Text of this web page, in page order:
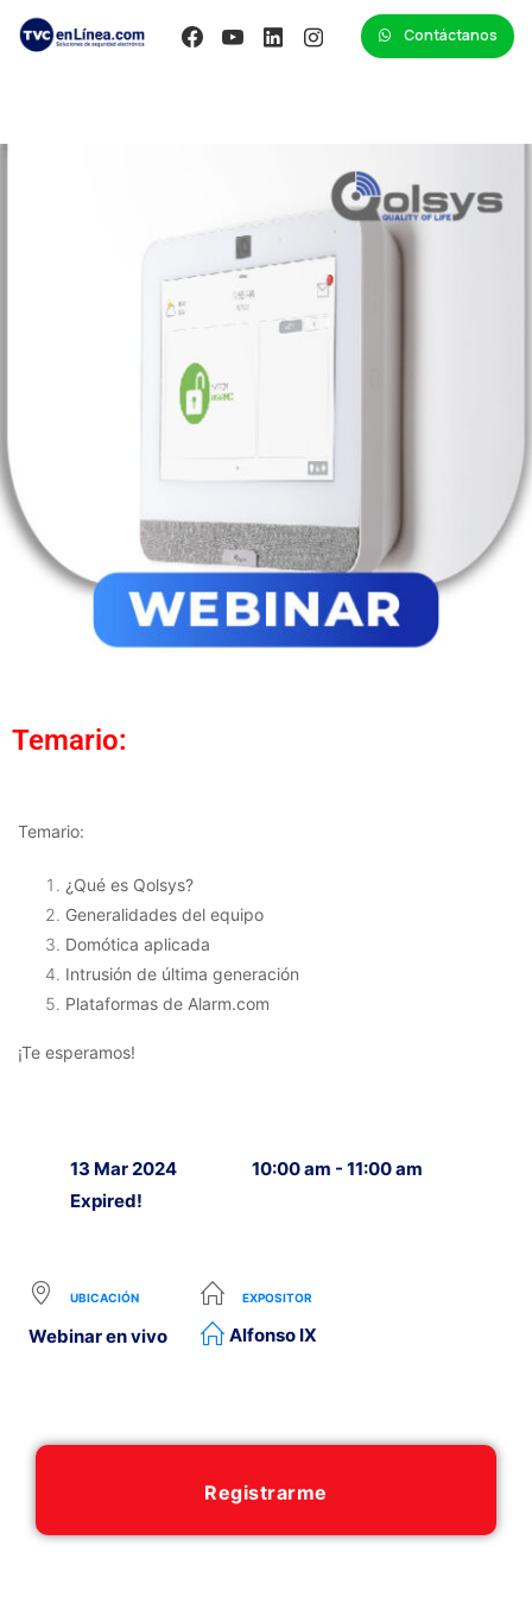
Contáctanos
Temario:
Temario:
¿Qué es Qolsys?
Generalidades del equipo
Domótica aplicada
Intrusión de última generación
Plataformas de Alarm.com
¡Te esperamos!
13 Mar 2024
Expired!
10:00 am - 11:00 am
UBICACIÓN
Webinar en vivo
EXPOSITOR
Alfonso IX
Registrarme